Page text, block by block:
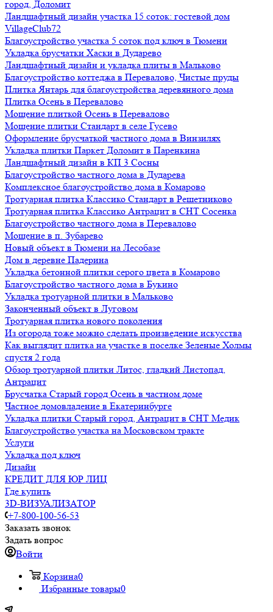
город, Доломит
Ландшафтный дизайн участка 15 соток: гостевой дом
VillageClub72
Благоустройство участка 5 соток под ключ в Тюмени
Укладка брусчатки Хаски в Дударево
Ландшафтный дизайн и укладка плиты в Мальково
Благоустройство коттеджа в Перевалово, Чистые пруды
Плитка Янтарь для благоустройства деревянного дома
Плитка Осень в Перевалово
Мощение плиткой Осень в Перевалово
Мощение плитки Стандарт в селе Гусево
Оформление брусчаткой частного дома в Винзилях
Укладка плитки Паркет Доломит в Паренкина
Ландшафтный дизайн в КП 3 Сосны
Благоустройство частного дома в Дударева
Комплексное благоустройство дома в Комарово
Тротуарная плитка Классико Стандарт в Решетниково
Тротуарная плитка Классико Антрацит в СНТ Сосенка
Благоустройство частного дома в Перевалово
Мощение в п. Зубарево
Новый объект в Тюмени на Лесобазе
Дом в деревне Падерина
Укладка бетонной плитки серого цвета в Комарово
Благоустройство частного дома в Букино
Укладка тротуарной плитки в Мальково
Законченный объект в Луговом
Тротуарная плитка нового поколения
Из огорода тоже можно сделать произведение искусства
Как выглядит плитка на участке в поселке Зеленые Холмы
спустя 2 года
Обзор тротуарной плитки Литос, гладкий Листопад,
Антрацит
Брусчатка Старый город Осень в частном доме
Частное домовладение в Екатеринбурге
Укладка плитки Старый город, Антрацит в СНТ Медик
Благоустройство участка на Московском тракте
Услуги
Укладка под ключ
Дизайн
КРЕДИТ ДЛЯ ЮР ЛИЦ
Где купить
3D-ВИЗУАЛИЗАТОР
+7-800-100-56-53
Заказать звонок
Задать вопрос
Войти
Корзина0
Избранные товары0